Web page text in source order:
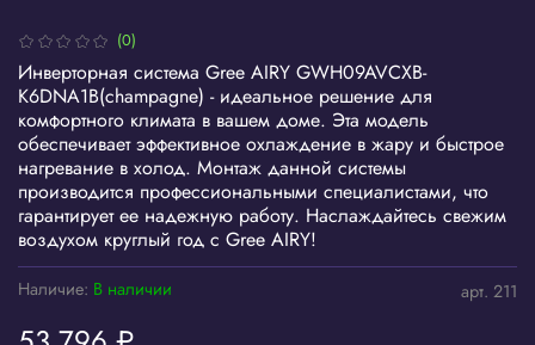
(0)
арт. 211
Наличие: В наличии
Инверторная система Gree AIRY GWH09AVCXB-
K6DNA1B(champagne) - идеальное решение для
комфортного климата в вашем доме. Эта модель
обеспечивает эффективное охлаждение в жару и быстрое
нагревание в холод. Монтаж данной системы
производится профессиональными специалистами, что
гарантирует ее надежную работу. Наслаждайтесь свежим
воздухом круглый год с Gree AIRY!